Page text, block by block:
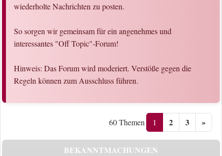
wiederholte Nachrichten zu posten.
So sorgen wir gemeinsam für ein angenehmes und
interessantes "Off Topic"-Forum!
Hinweis: Das Forum wird moderiert. Verstöße gegen die
Regeln können zum Ausschluss führen.
60 Themen 1 2 3 »
BEKANNTMACHUNGEN